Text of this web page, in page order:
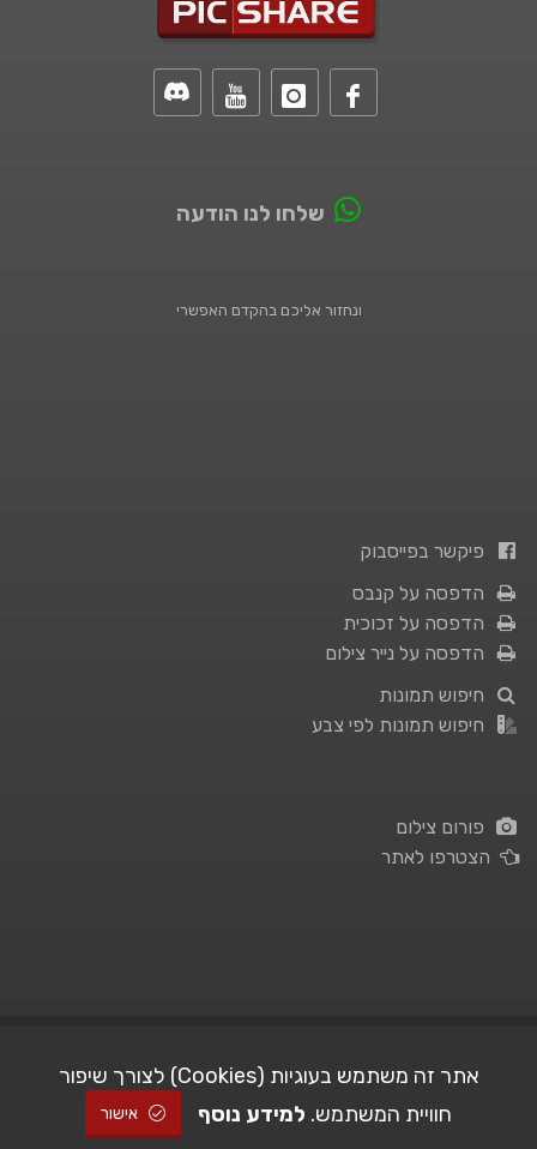
שלחו לנו הודעה
ונחזור אליכם בהקדם האפשרי
פיקשר בפייסבוק
הדפסה על קנבס
הדפסה על זכוכית
הדפסה על נייר צילום
חיפוש תמונות
חיפוש תמונות לפי צבע
פורום צילום
הצטרפו לאתר
© All Rights Reserved | STUDIO101| Picshare.co.il - כל הזכויות שמורות
אתר זה משתמש בעוגיות (Cookies) לצורך שיפור
חוויית המשתמש. למידע נוסף